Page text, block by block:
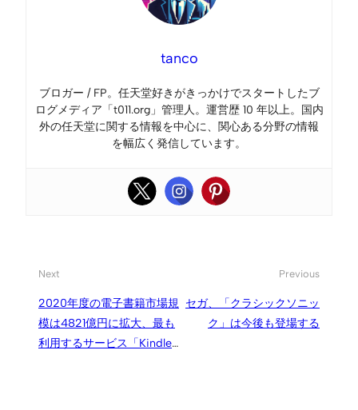
tanco
ブロガー / FP。任天堂好きがきっかけでスタートしたブ
ログメディア「t011.org」管理人。運営歴 10 年以上。国内
外の任天堂に関する情報を中心に、関心ある分野の情報
を幅広く発信しています。
Next
2020年度の電子書籍市場規
模は4821億円に拡大、最も
利用するサービス「Kindle
Previous
セガ、「クラシックソニッ
ク」は今後も登場する